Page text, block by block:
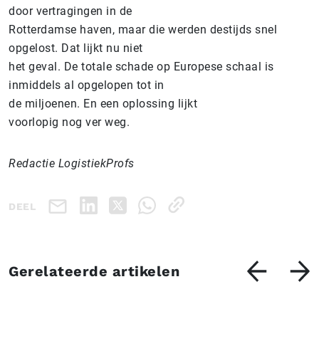
door vertragingen in de
Rotterdamse haven, maar die werden destijds snel
opgelost. Dat lijkt nu niet
het geval. De totale schade op Europese schaal is
inmiddels al opgelopen tot in
de miljoenen. En een oplossing lijkt
voorlopig nog ver weg.
Redactie LogistiekProfs
DEEL
Gerelateerde artikelen